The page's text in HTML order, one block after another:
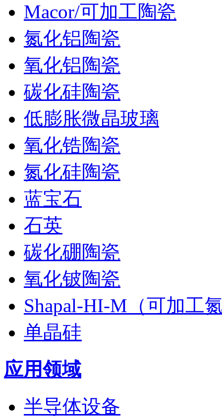
Macor/可加工陶瓷
氮化铝陶瓷
氧化铝陶瓷
碳化硅陶瓷
低膨胀微晶玻璃
氧化锆陶瓷
氮化硅陶瓷
蓝宝石
石英
碳化硼陶瓷
氧化铍陶瓷
Shapal-HI-M（可加工
单晶硅
应用领域
半导体设备